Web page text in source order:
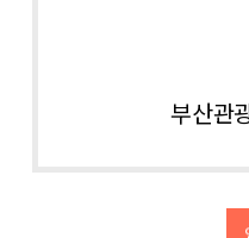
부산관